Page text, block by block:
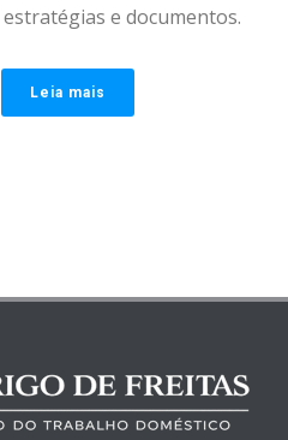
e documentos.
Leia mais